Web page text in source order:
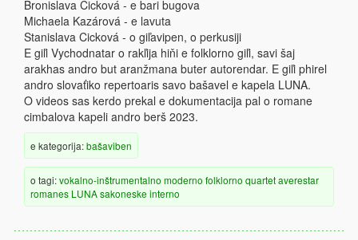
Bronislava Cicková - e bari bugova
Michaela Kazárová - e lavuta
Stanislava Cicková - o giľavipen, o perkusiji
E giľi Vychodnatar o rakľija hiňi e folklorno giľi, savi šaj
arakhas andro but aranžmana buter autorendar. E giľi phirel
andro slovaťiko repertoaris savo bašavel e kapela LUNA.
O videos sas kerdo prekal e dokumentacija pal o romane
cimbalova kapeli andro berš 2023.
e kategorija:bašaviben
o tagi:vokalno-inštrumentalno moderno folklorno quartetaverestar
romanes LUNAsakoneske interno